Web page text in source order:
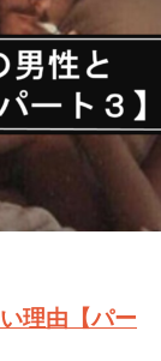
理由【パー